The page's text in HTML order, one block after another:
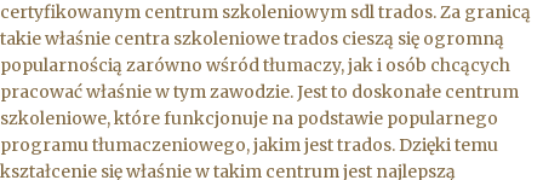
certyfikowanym centrum szkoleniowym sdl trados. Za granicą
takie właśnie centra szkoleniowe trados cieszą się ogromną
popularnością zarówno wśród tłumaczy, jak i osób chcących
pracować właśnie w tym zawodzie. Jest to doskonałe centrum
szkoleniowe, które funkcjonuje na podstawie popularnego
programu tłumaczeniowego, jakim jest trados. Dzięki temu
kształcenie się właśnie w takim centrum jest najlepszą